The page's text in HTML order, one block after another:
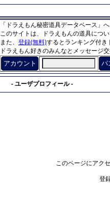
「ドラえもん秘密道具データベース」
このサイトは、ドラえもんの道具につ
また、 登録(無料)するとランキング付き
ドラえもん好きのみんなとメッセージ交
アカウント パ
- ユーザプロフィール -
このページにアク
登